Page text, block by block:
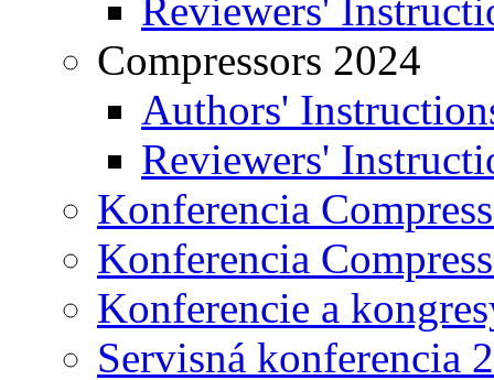
Reviewers'
Compressors 2024
Authors'
Reviewers'
Konferencia
Konferencia
Konferencie a
Servisná konferencia